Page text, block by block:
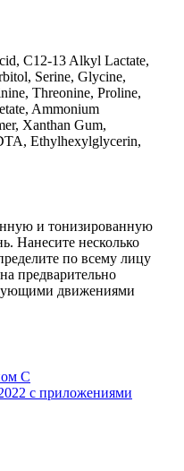
C12-13 Alkyl Lactate,
Serine, Glycine,
Threonine, Proline,
Ammonium
Xanthan Gum,
Ethylhexylglycerin,
и тонизированную
Нанесите несколько
по всему лицу
предварительно
движениями
С
с приложениями